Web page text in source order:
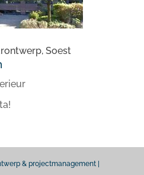
Soest
& projectmanagement |